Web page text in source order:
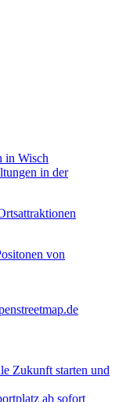
in der
Zukunft starten und
ab sofort